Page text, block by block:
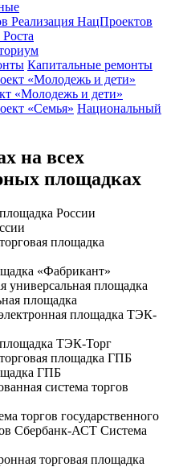
Реализация НацПроектов
Капитальные ремонты
«Молодежь и дети»
Национальный
на всех
площадках
«Фабрикант»
площадка
площадка ТЭК-Торг
ГПБ
торгов государственного
Система